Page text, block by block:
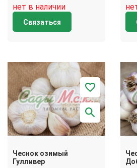
нет в наличии
Связаться
Чеснок озимый
Гулливер